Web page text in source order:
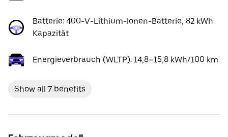
Batterie: 400-V-Lithium-Ionen-Batterie, 82 kWh
Kapazität
Energieverbrauch (WLTP): 14,8–15,8 kWh/100 km
Show all 7 benefits